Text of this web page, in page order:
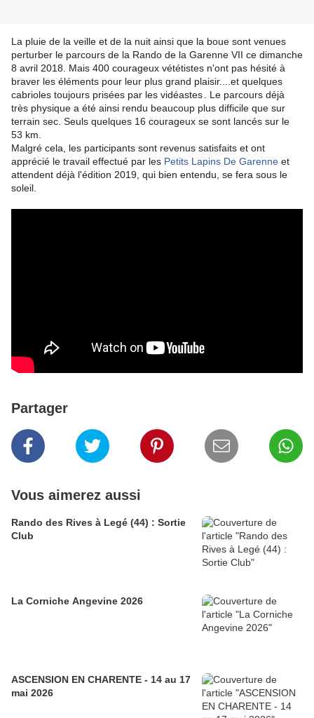
La pluie de la veille et de la nuit ainsi que la boue sont venues
perturber le parcours de la Rando de la Garenne VII ce dimanche
8 avril 2018. Mais 400 courageux vététistes n'ont pas hésité à
braver les éléments pour leur plus grand plaisir....et quelques
cabrioles toujours prisées par les vidéastes
. Le parcours déjà
très physique a été ainsi rendu beaucoup plus difficile que sur
terrain sec. Seuls quelques 16 courageux se sont lancés sur le
53 km.
Malgré cela, les participants sont revenus satisfaits et ont
apprécié le travail effectué par les Petits Lapins De Garenne et
attendent déjà l'édition 2019, qui bien entendu, se fera sous le
soleil.
Partager
Vous aimerez aussi
Rando des Rives à Legé (44) : Sortie
Club
La Corniche Angevine 2026
ASCENSION EN CHARENTE - 14 au 17
mai 2026